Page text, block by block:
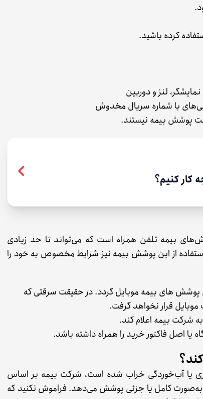
کرده باشید.
لنز و دوربین
با شماره سریال مخدوش
تحت پوشش بیمه نیستند.
کار کنیم؟
بیمه تلفن همراه است که می‌تواند تا حد زیادی
از این پوشش بیمه نیز شرایط مخصوص به خود را
های بیمه موبایل گردد. در حقیقت سرقتی که
قرار نخواهد گرفت.
اصل فاکتور خرید را همراه داشته باشد.
یا آب‌خوردگی خراب شده است، شرکت بیمه بر اساس
به‌صورت کامل یا جزئی پوشش می‌دهد. فراموش نکنید که